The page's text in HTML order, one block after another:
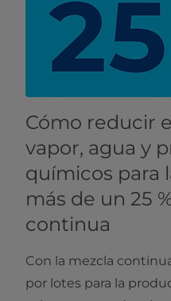
Cómo reducir
vapor, agua y
químicos para
más de un 25
continua
Con la mezcla
por lotes para la